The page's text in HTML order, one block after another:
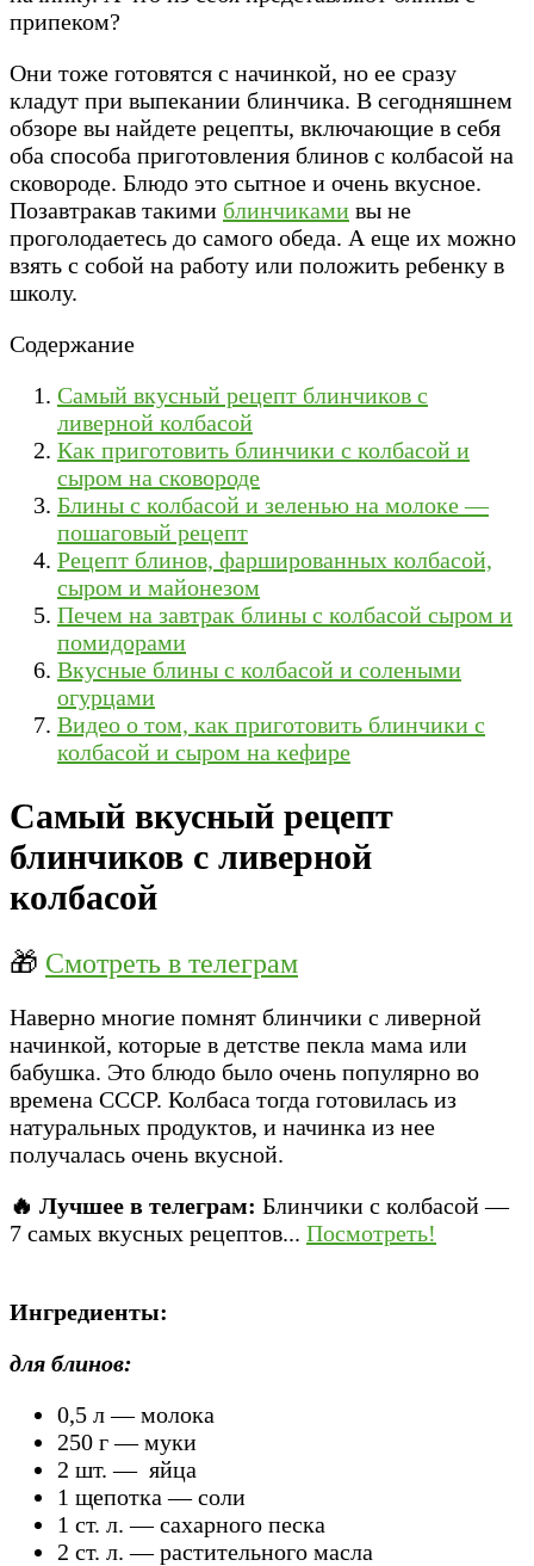
припеком?
Они тоже готовятся с начинкой, но ее сразу
кладут при выпекании блинчика. В сегодняшнем
обзоре вы найдете рецепты, включающие в себя
оба способа приготовления блинов с колбасой на
сковороде. Блюдо это сытное и очень вкусное.
Позавтракав такими блинчиками вы не
проголодаетесь до самого обеда. А еще их можно
взять с собой на работу или положить ребенку в
школу.
Содержание
Самый вкусный рецепт блинчиков с
ливерной колбасой
Как приготовить блинчики с колбасой и
сыром на сковороде
Блины с колбасой и зеленью на молоке —
пошаговый рецепт
Рецепт блинов, фаршированных колбасой,
сыром и майонезом
Печем на завтрак блины с колбасой сыром и
помидорами
Вкусные блины с колбасой и солеными
огурцами
Видео о том, как приготовить блинчики с
колбасой и сыром на кефире
Самый вкусный рецепт
блинчиков с ливерной
колбасой
🎁 Смотреть в телеграм
Наверно многие помнят блинчики с ливерной
начинкой, которые в детстве пекла мама или
бабушка. Это блюдо было очень популярно во
времена СССР. Колбаса тогда готовилась из
натуральных продуктов, и начинка из нее
получалась очень вкусной.
🔥 Лучшее в телеграм: Блинчики с колбасой —
7 самых вкусных рецептов... Посмотреть!
Ингредиенты:
для блинов:
0,5 л — молока
250 г — муки
2 шт. — яйца
1 щепотка — соли
1 ст. л. — сахарного песка
2 ст. л. — растительного масла